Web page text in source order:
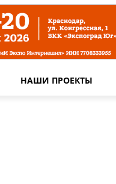
НАШИ ПРОЕКТЫ